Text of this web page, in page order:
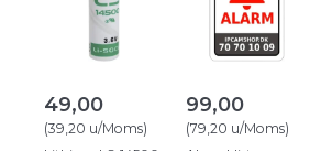
49,00
(39,20 u/Moms)
99,00
(79,20 u/Moms)